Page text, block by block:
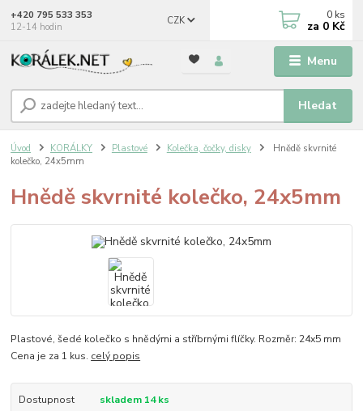
Menu
CZK
Hledat
+420 795 533 353
12-14 hodin
0 ks
za 0 Kč
Úvod KORÁLKY Plastové Kolečka, čočky, disky
Hnědě skvrnité
kolečko, 24x5mm
Hnědě skvrnité kolečko, 24x5mm
Plastové, šedé kolečko s hnědými a stříbrnými flíčky. Rozměr: 24x5 mm
Cena je za 1 kus. celý popis
Dostupnost skladem 14 ks